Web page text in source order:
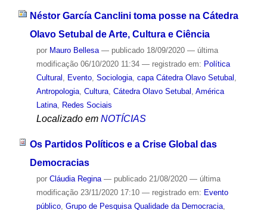
Néstor García Canclini toma posse na Cátedra
Olavo Setubal de Arte, Cultura e Ciência
por Mauro Bellesa — publicado18/09/2020 — última
modificação06/10/2020 11:34 — registrado em: Política
Cultural , Evento, Sociologia, capa Cátedra Olavo Setubal ,
Antropologia, Cultura, Cátedra Olavo Setubal , América
Latina, Redes Sociais
Localizado em NOTÍCIAS
Os Partidos Políticos e a Crise Global das
Democracias
por Cláudia Regina — publicado21/08/2020 — última
modificação23/11/2020 17:10 — registrado em: Evento
público, Grupo de Pesquisa Qualidade da Democracia,